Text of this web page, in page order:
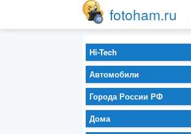
fotoham.ru
Hi-Tech
Автомобили
Города России РФ
Дома